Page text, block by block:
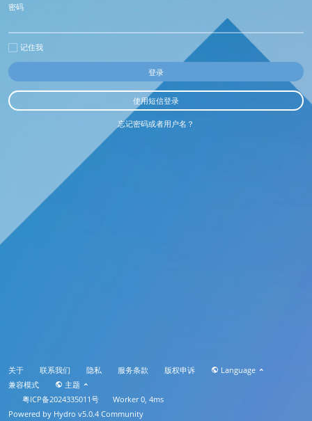
密码
记住我
使用短信登录
忘记密码或者用户名？
关于 联系我们 隐私 服务条款 版权申诉
Language
兼容模式
主题
粤ICP备2024335011号
Worker 0, 4ms
Powered by Hydro v5.0.4 Community